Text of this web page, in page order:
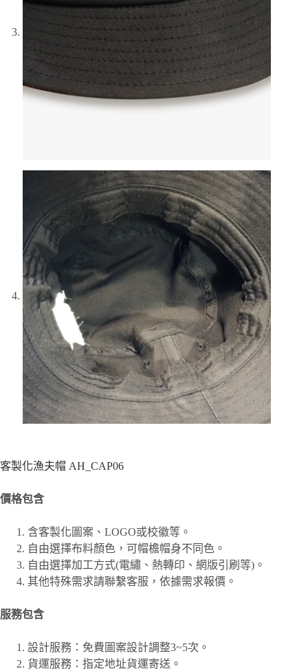
客製化漁夫帽 AH_CAP06
價格包含
含客製化圖案、 LOGO或校徽等。
自由選擇布料顏色，可帽檐帽身不同色。
自由選擇加工方式(電繡、熱轉印、網版引刷等)。
其他特殊需求請聯繫客服，依據需求報價。
服務包含
設計服務：免費圖案設計調整3~5次。
貨運服務：指定地址貨運寄送。